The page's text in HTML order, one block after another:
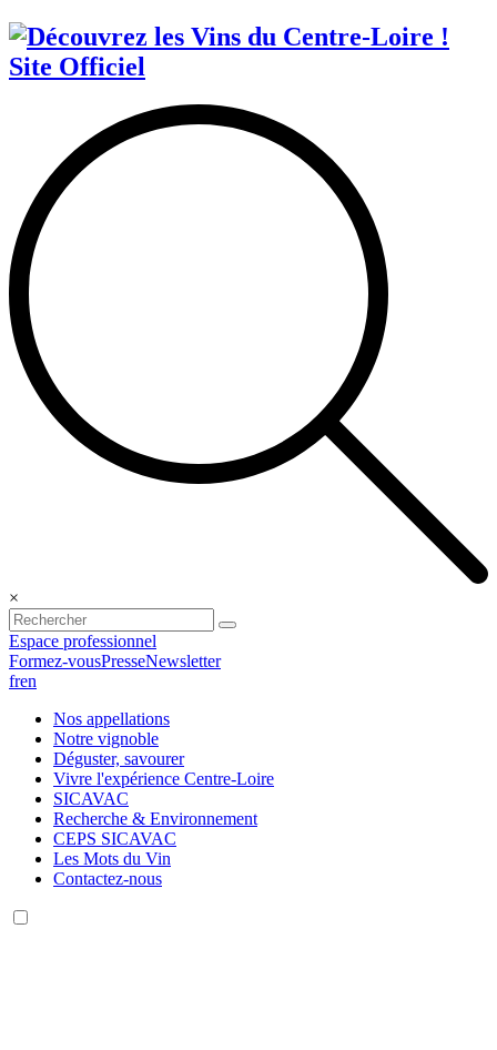
×
Espace professionnel
Formez-vousPresseNewsletter
fren
Nos appellations
Notre vignoble
Déguster, savourer
Vivre l'expérience Centre-Loire
SICAVAC
Recherche & Environnement
CEPS SICAVAC
Les Mots du Vin
Contactez-nous